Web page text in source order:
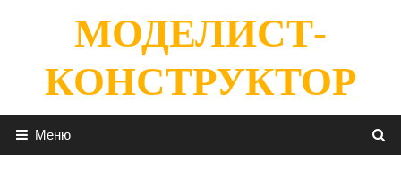
содержимомуМОДЕЛИСТ-
КОНСТРУКТОР
Меню